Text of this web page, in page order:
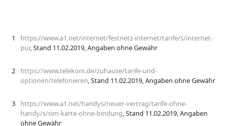
1
https://www.a1.net/internet/festnetz-internet/tarife/s/internet-
pur, Stand 11.02.2019, Angaben ohne Gewähr
2
https://www.telekom.de/zuhause/tarife-und-
optionen/telefonieren, Stand 11.02.2019, Angaben ohne Gewähr
3
https://www.a1.net/handys/neuer-vertrag/tarife-ohne-
handy/s/sim-karte-ohne-bindung, Stand 11.02.2019, Angaben
ohne Gewähr